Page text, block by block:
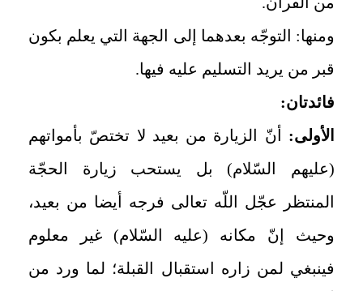
ومنها: التوجّه بعدهما إلى الجهة التي يعلم بكون
قبر من يريد التسليم عليه فيها.
فائدتان:
الأولى: أنّ الزيارة من بعيد لا تختصّ بأمواتهم
(عليهم السّلام) بل يستحب زيارة الحجّة
المنتظر عجّل اللّه تعالى فرجه أيضا من بعيد،
وحيث إنّ مكانه (عليه السّلام) غير معلوم
فينبغي لمن زاره استقبال القبلة؛ لما ورد من